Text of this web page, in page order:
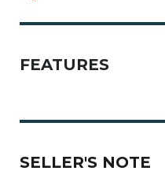
FEATURES
SELLER'S NOTE